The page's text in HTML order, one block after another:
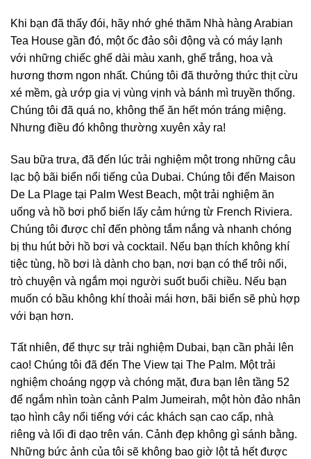
Khi bạn đã thấy đói, hãy nhớ ghé thăm Nhà hàng Arabian
Tea House gần đó, một ốc đảo sôi động và có máy lạnh
với những chiếc ghế dài màu xanh, ghế trắng, hoa và
hương thơm ngon nhất. Chúng tôi đã thưởng thức thịt cừu
xé mềm, gà ướp gia vị vùng vịnh và bánh mì truyền thống.
Chúng tôi đã quá no, không thể ăn hết món tráng miệng.
Nhưng điều đó không thường xuyên xảy ra!
Sau bữa trưa, đã đến lúc trải nghiệm một trong những câu
lạc bộ bãi biển nổi tiếng của Dubai. Chúng tôi đến Maison
De La Plage tại Palm West Beach, một trải nghiệm ăn
uống và hồ bơi phổ biến lấy cảm hứng từ French Riviera.
Chúng tôi được chỉ đến phòng tắm nắng và nhanh chóng
bị thu hút bởi hồ bơi và cocktail. Nếu bạn thích không khí
tiệc tùng, hồ bơi là dành cho bạn, nơi bạn có thể trôi nổi,
trò chuyện và ngắm mọi người suốt buổi chiều. Nếu bạn
muốn có bầu không khí thoải mái hơn, bãi biển sẽ phù hợp
với bạn hơn.
Tất nhiên, để thực sự trải nghiệm Dubai, bạn cần phải lên
cao! Chúng tôi đã đến The View tại The Palm. Một trải
nghiệm choáng ngợp và chóng mặt, đưa bạn lên tầng 52
để ngắm nhìn toàn cảnh Palm Jumeirah, một hòn đảo nhân
tạo hình cây nổi tiếng với các khách sạn cao cấp, nhà
riêng và lối đi dạo trên ván. Cảnh đẹp không gì sánh bằng.
Những bức ảnh của tôi sẽ không bao giờ lột tả hết được